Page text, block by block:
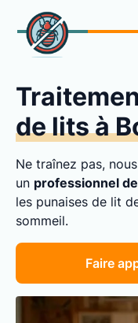
de lits à
Ne traînez pas,
un professionnel
les punaises de lit
sommeil.
Faire